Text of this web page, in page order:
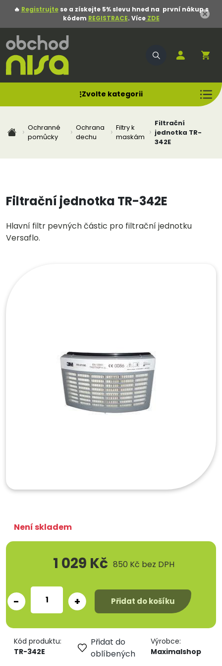
🔥 Registrujtese a získejte 5% slevu hned na první nákup s
kódem REGISTRACE. VíceZDE
Zvolte kategorii
Ochranné
pomůcky
Ochrana
dechu
Filtry k
maskám
Filtrační
jednotka TR-
342E
Filtrační jednotka TR-342E
Hlavní filtr pevných částic pro filtrační jednotku
Versaflo.
Není skladem
1 029 Kč 850 Kč bez DPH
- + Přidat do košíku
Kód produktu:
TR-342E
Přidat do
oblíbených
Výrobce:
Maximalshop